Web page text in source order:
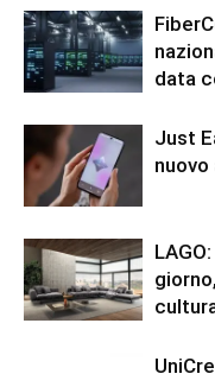
data
Just